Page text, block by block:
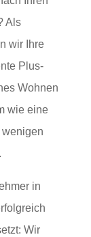
Als
wir Ihre
Plus-
Wohnen
wie eine
in
Wir